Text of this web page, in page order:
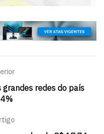
redes do país